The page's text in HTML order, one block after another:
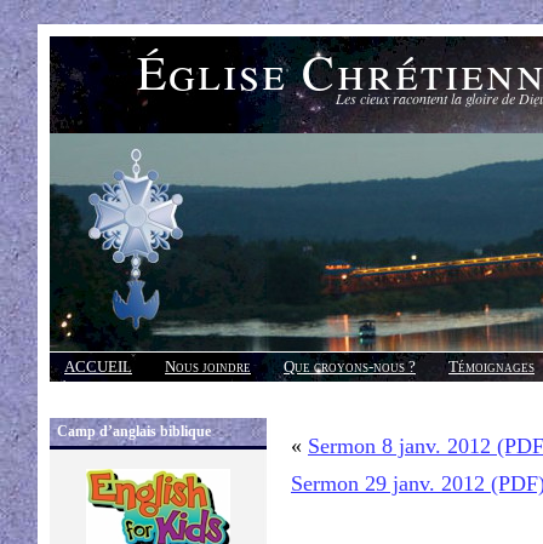
Église Les cieux racontent la gloire de
ACCUEIL Nous joindre Que croyons-nous ?
Témoignages
Réponses
Camp d’anglais biblique
« Sermon 8 janv. 2012
Sermon 29 janv. 2012